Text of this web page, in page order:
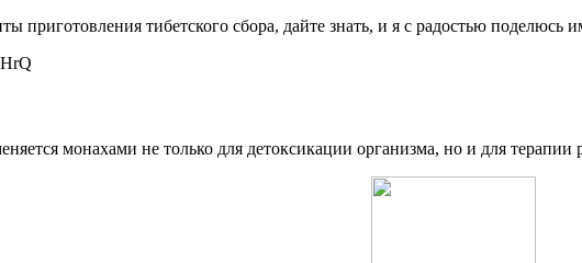
приготовления тибетского сбора, дайте знать, и я с радостью поделюсь
монахами не только для детоксикации организма, но и для терапии